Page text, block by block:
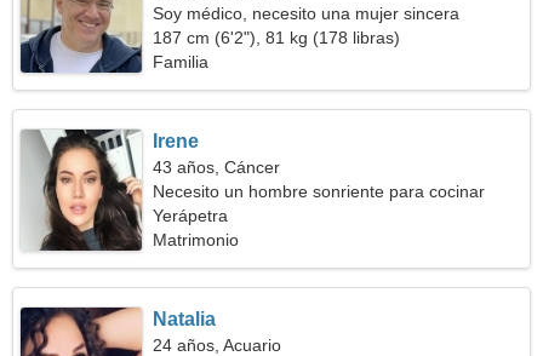
Soy médico, necesito una mujer sincera
187 cm (6'2"), 81 kg (178 libras)
Familia
Irene
43 años, Cáncer
Necesito un hombre sonriente para cocinar
juntos
Yerápetra
Matrimonio
Natalia
24 años, Acuario